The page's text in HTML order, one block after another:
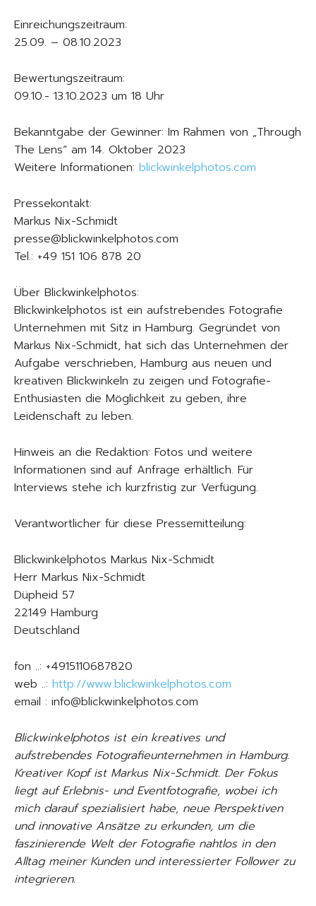
Einreichungszeitraum:
25.09. – 08.10.2023
Bewertungszeitraum:
09.10.- 13.10.2023 um 18 Uhr
Bekanntgabe der Gewinner: Im Rahmen von „Through
The Lens“ am 14. Oktober 2023
Weitere Informationen: blickwinkelphotos.com
Pressekontakt:
Markus Nix-Schmidt
presse@blickwinkelphotos.com
Tel.: +49 151 106 878 20
Über Blickwinkelphotos:
Blickwinkelphotos ist ein aufstrebendes Fotografie
Unternehmen mit Sitz in Hamburg. Gegründet von
Markus Nix-Schmidt, hat sich das Unternehmen der
Aufgabe verschrieben, Hamburg aus neuen und
kreativen Blickwinkeln zu zeigen und Fotografie-
Enthusiasten die Möglichkeit zu geben, ihre
Leidenschaft zu leben.
Hinweis an die Redaktion: Fotos und weitere
Informationen sind auf Anfrage erhältlich. Für
Interviews stehe ich kurzfristig zur Verfügung.
Verantwortlicher für diese Pressemitteilung:
Blickwinkelphotos Markus Nix-Schmidt
Herr Markus Nix-Schmidt
Düpheid 57
22149 Hamburg
Deutschland
fon ..: +4915110687820
web ..: http://www.blickwinkelphotos.com
email : info@blickwinkelphotos.com
Blickwinkelphotos ist ein kreatives und
aufstrebendes Fotografieunternehmen in Hamburg.
Kreativer Kopf ist Markus Nix-Schmidt. Der Fokus
liegt auf Erlebnis- und Eventfotografie, wobei ich
mich darauf spezialisiert habe, neue Perspektiven
und innovative Ansätze zu erkunden, um die
faszinierende Welt der Fotografie nahtlos in den
Alltag meiner Kunden und interessierter Follower zu
integrieren.